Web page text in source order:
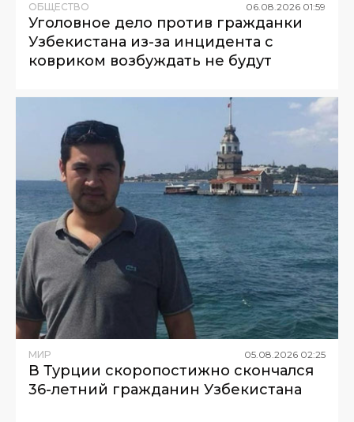
ОБЩЕСТВО 06.08.2026 01:59
Уголовное дело против гражданки
Узбекистана из-за инцидента с
ковриком возбуждать не будут
МИР 05.08.2026 02:25
В Турции скоропостижно скончался
36-летний гражданин Узбекистана